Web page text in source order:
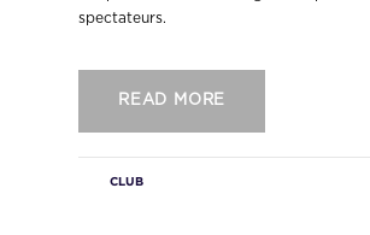
spectateurs.
READ MORE
CLUB